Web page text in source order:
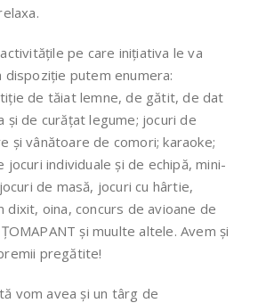
pe care inițiativa le va
dispoziție putem enumera:
de tăiat lemne, de gătit, de dat
și de curățat legume; jocuri de
și vânătoare de comori; karaoke;
jocuri individuale și de echipă, mini-
de masă, jocuri cu hârtie,
dixit, oina, concurs de avioane de
și muulte altele. Avem și
pregătite!
vom avea și un târg de